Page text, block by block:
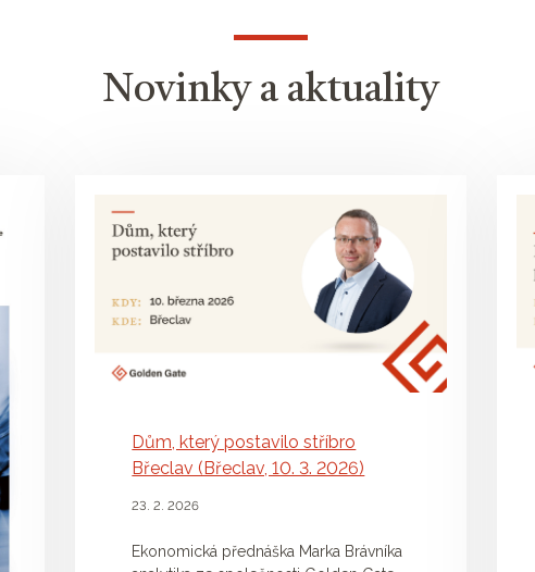
Novinky a aktuality
Dům, který postavilo stříbro
Břeclav (Břeclav, 10. 3. 2026)
23. 2. 2026
Ekonomická přednáška Marka Brávníka